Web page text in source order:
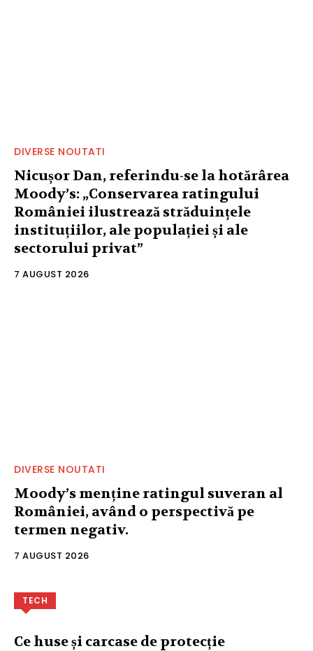
DIVERSE NOUTATI
Nicușor Dan, referindu-se la hotărârea
Moody’s: „Conservarea ratingului
României ilustrează străduințele
instituțiilor, ale populației și ale
sectorului privat”
7 AUGUST 2026
DIVERSE NOUTATI
Moody’s menține ratingul suveran al
României, având o perspectivă pe
termen negativ.
7 AUGUST 2026
TECH
Ce huse și carcase de protecție